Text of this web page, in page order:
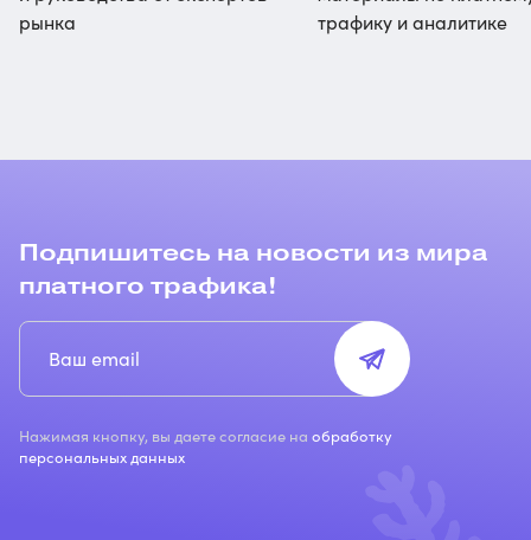
рынка
трафику и аналитике
Подпишитесь на новости из мира
платного трафика!
Нажимая кнопку, вы даете согласие на обработку
персональных данных